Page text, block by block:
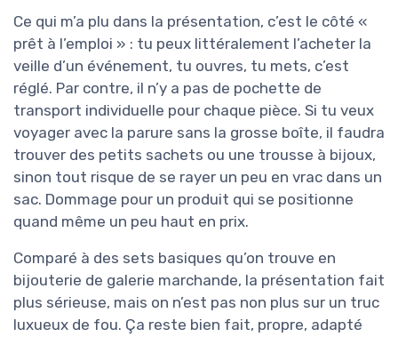
Ce qui m’a plu dans la présentation, c’est le côté «
prêt à l’emploi » : tu peux littéralement l’acheter la
veille d’un événement, tu ouvres, tu mets, c’est
réglé. Par contre, il n’y a pas de pochette de
transport individuelle pour chaque pièce. Si tu veux
voyager avec la parure sans la grosse boîte, il faudra
trouver des petits sachets ou une trousse à bijoux,
sinon tout risque de se rayer un peu en vrac dans un
sac. Dommage pour un produit qui se positionne
quand même un peu haut en prix.
Comparé à des sets basiques qu’on trouve en
bijouterie de galerie marchande, la présentation fait
plus sérieuse, mais on n’est pas non plus sur un truc
luxueux de fou. Ça reste bien fait, propre, adapté